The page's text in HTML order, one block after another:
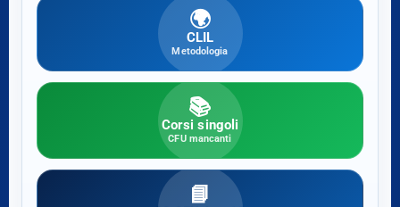
🌍
CLIL
Metodologia
📚
Corsi singoli
CFU mancanti
📘